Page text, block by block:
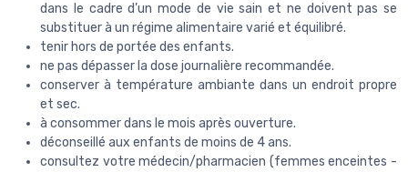
dans le cadre d’un mode de vie sain et ne doivent pas se
substituer à un régime alimentaire varié et équilibré.
tenir hors de portée des enfants.
ne pas dépasser la dose journalière recommandée.
conserver à température ambiante dans un endroit propre
et sec.
à consommer dans le mois après ouverture.
déconseillé aux enfants de moins de 4 ans.
consultez votre médecin/pharmacien (femmes enceintes -